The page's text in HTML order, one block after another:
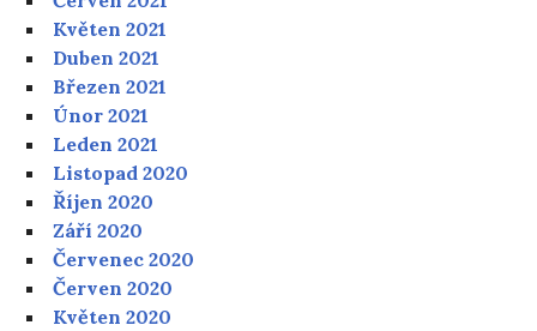
Květen 2021
Duben 2021
Březen 2021
Únor 2021
Leden 2021
Listopad 2020
Říjen 2020
Září 2020
Červenec 2020
Červen 2020
Květen 2020